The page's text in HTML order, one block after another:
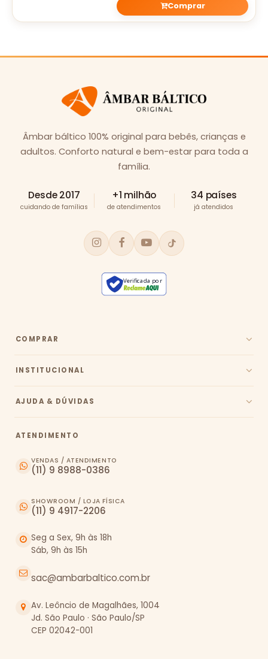
Comprar
Âmbar báltico 100% original para bebês, crianças e
adultos. Conforto natural e bem-estar para toda a
família.
Desde 2017
cuidando de famílias
+1 milhão
de atendimentos
34 países
já atendidos
Verificada por
COMPRAR
INSTITUCIONAL
AJUDA & DÚVIDAS
ATENDIMENTO
VENDAS / ATENDIMENTO
(11) 9 8988-0386
SHOWROOM / LOJA FÍSICA
(11) 9 4917-2206
Seg a Sex, 9h às 18h
Sáb, 9h às 15h
sac@ambarbaltico.com.br
Av. Leôncio de Magalhães, 1004
Jd. São Paulo · São Paulo/SP
CEP 02042-001